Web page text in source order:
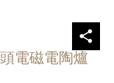
電磁電陶爐